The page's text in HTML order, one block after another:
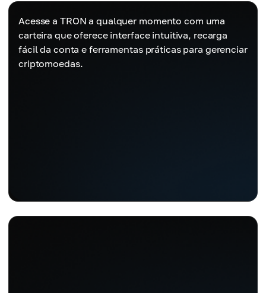
Acesse a TRON a qualquer momento com uma
carteira que oferece interface intuitiva, recarga
fácil da conta e ferramentas práticas para gerenciar
criptomoedas.